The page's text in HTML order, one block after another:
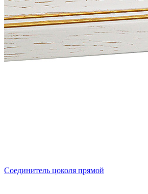
Соединитель цоколя прямой